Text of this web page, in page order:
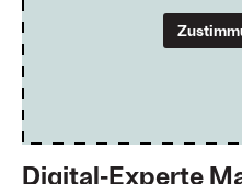
Digital-Experte